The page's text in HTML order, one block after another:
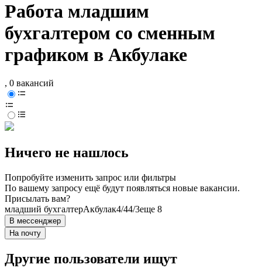
Работа младшим
бухгалтером со сменным
графиком в Акбулаке
, 0 вакансий
Ничего не нашлось
Попробуйте изменить запрос или фильтры
По вашему запросу ещё будут появляться новые вакансии.
Присылать вам?
младший бухгалтерАкбулак4/44/3еще 8
В мессенджер
На почту
Другие пользователи ищут